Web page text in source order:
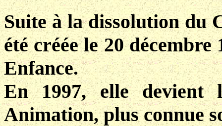
Suite à la dissolution du
été créée le 20 décembre
Enfance.
En 1997, elle devient
Animation, plus connue